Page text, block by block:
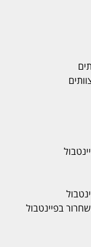
בפיינטבול